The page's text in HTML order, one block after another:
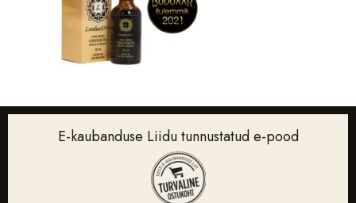
E-kaubanduse Liidu tunnustatud e-pood